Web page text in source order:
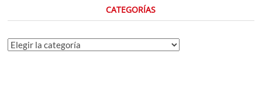
CATEGORÍAS
Categorías